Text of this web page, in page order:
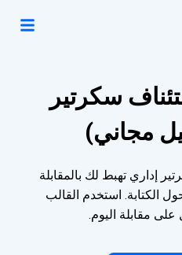
سكرتير
مجاني)
إداري تهبط لك بالمقابلة
الكتابة. استخدم القالب
مقابلة اليوم.